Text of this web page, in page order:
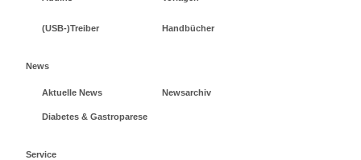
(USB-)Treiber Handbücher
News
Aktuelle News Newsarchiv
Diabetes & Gastroparese
Service